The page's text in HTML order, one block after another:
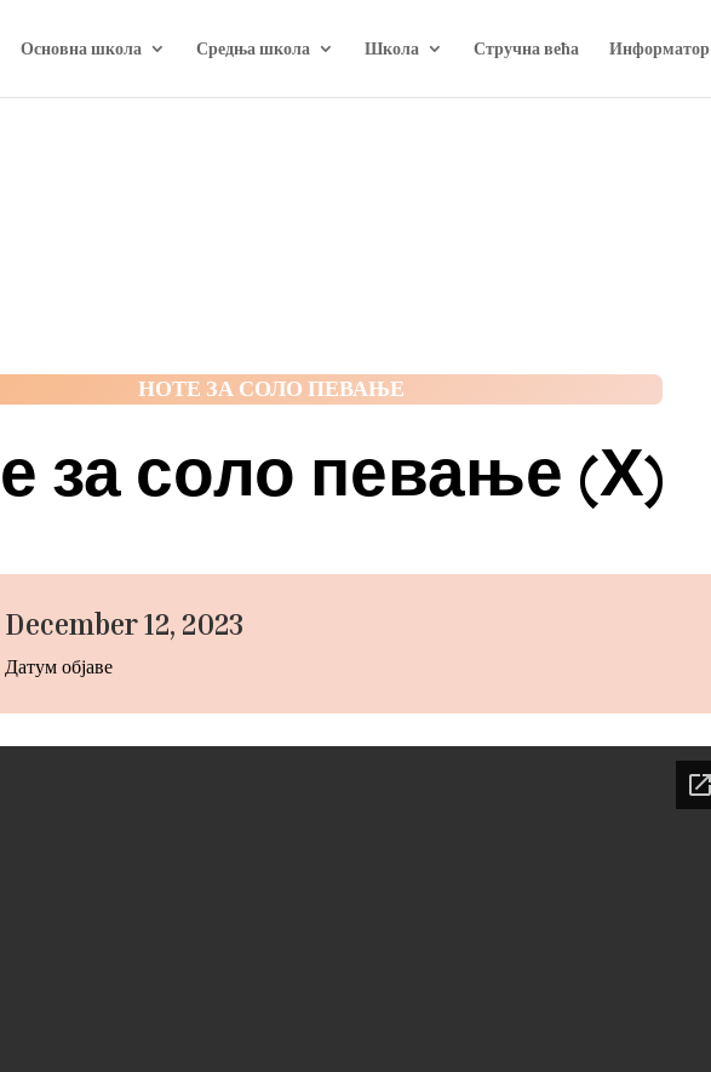
Основна школа Средња школа Школа Стручна већа Информатор
НОТЕ ЗА СОЛО ПЕВАЊЕ
за соло певање (Х)
December 12, 2023
Датум објаве